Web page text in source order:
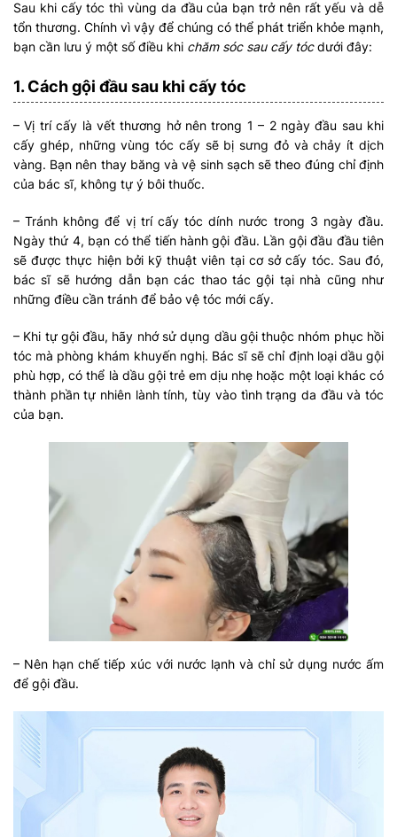
Sau khi cấy tóc thì vùng da đầu của bạn trở nên rất yếu và dễ
tổn thương. Chính vì vậy để chúng có thể phát triển khỏe mạnh,
bạn cần lưu ý một số điều khi chăm sóc sau cấy tócdưới đây:
1. Cách gội đầu sau khi cấy tóc
– Vị trí cấy là vết thương hở nên trong 1 – 2 ngày đầu sau khi
cấy ghép, những vùng tóc cấy sẽ bị sưng đỏ và chảy ít dịch
vàng. Bạn nên thay băng và vệ sinh sạch sẽ theo đúng chỉ định
của bác sĩ, không tự ý bôi thuốc.
– Tránh không để vị trí cấy tóc dính nước trong 3 ngày đầu.
Ngày thứ 4, bạn có thể tiến hành gội đầu. Lần gội đầu đầu tiên
sẽ được thực hiện bởi kỹ thuật viên tại cơ sở cấy tóc. Sau đó,
bác sĩ sẽ hướng dẫn bạn các thao tác gội tại nhà cũng như
những điều cần tránh để bảo vệ tóc mới cấy.
– Khi tự gội đầu, hãy nhớ sử dụng dầu gội thuộc nhóm phục hồi
tóc mà phòng khám khuyến nghị. Bác sĩ sẽ chỉ định loại dầu gội
phù hợp, có thể là dầu gội trẻ em dịu nhẹ hoặc một loại khác có
thành phần tự nhiên lành tính, tùy vào tình trạng da đầu và tóc
của bạn.
– Nên hạn chế tiếp xúc với nước lạnh và chỉ sử dụng nước ấm
để gội đầu.